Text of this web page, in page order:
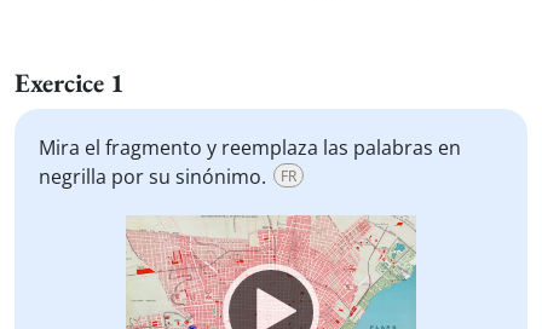
Exercice 1
Mira el fragmento y reemplaza las palabras en
negrilla por su sinónimo.
FR
Video
Player